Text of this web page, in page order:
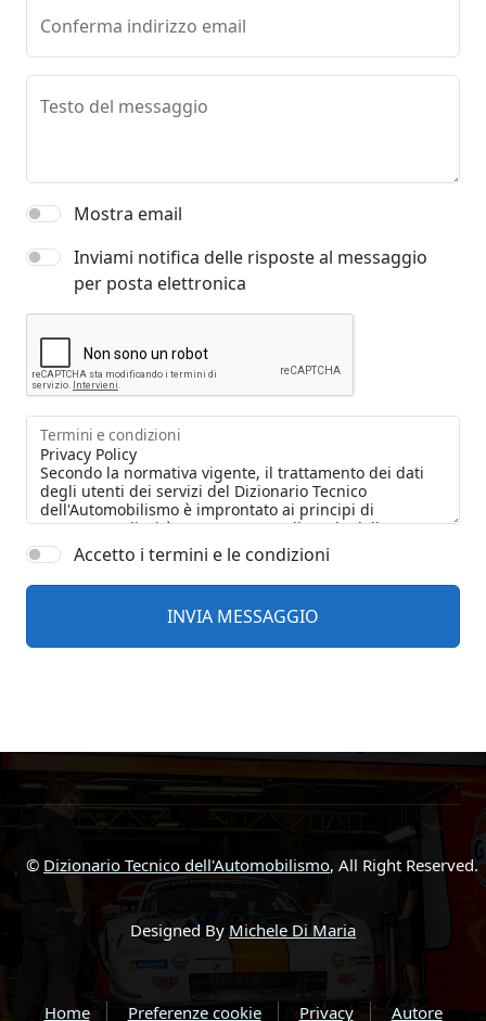
Conferma indirizzo email
Testo del messaggio
Mostra email
Inviami notifica delle risposte al messaggio
per posta elettronica
Termini e condizioni
Accetto i termini e le condizioni
© Dizionario Tecnico dell'Automobilismo, All Right Reserved.
Designed By Michele Di Maria
Home Preferenze cookie Privacy Autore